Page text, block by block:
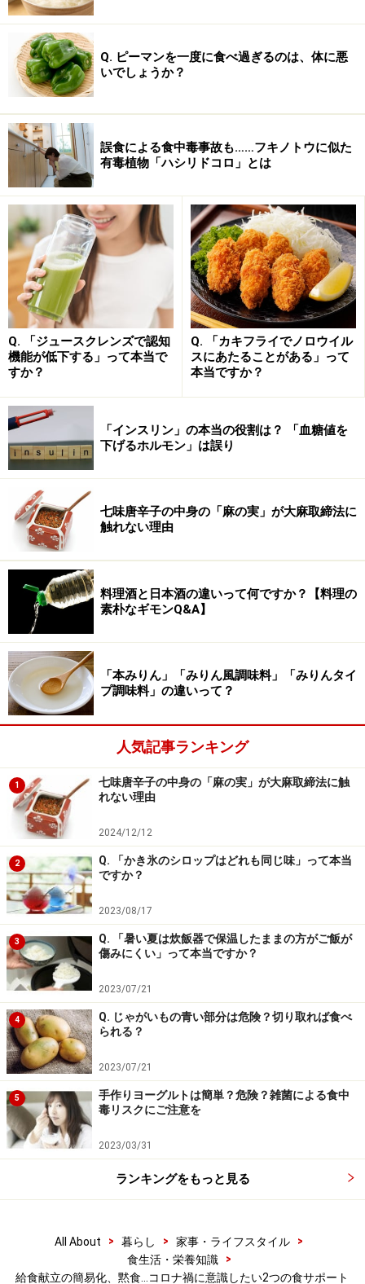
う、午前・午後の分散登校を行っています。大切な授業
である調理実習などで作った料理についても、友人同士
で感想などを語り合いながら試食することも許されず、
弁当箱に詰めて持ち帰り、自宅で一人で試食するよう指
導されています。
このように学校側は、食事中の生徒間の感染を抑えるた
めに必死です。
そもそも学校給食にはどのようなことが求められている
のでしょうか？ 給食の歴史と役割、栄養基準、また、コ
ロナ禍に各ご家庭で考えたい対応などを管理栄養士の視
点で解説します。
学校給食の歴史と現在の学校給食法・栄養
素量の目安
給食の起こりは、明治22年。山形県鶴岡市の大督寺とい
うお寺の境内にあった私立忠愛小学校で、生活が苦しい
家庭の子どもを対象に、托鉢で集めた食品を使って昼食
を提供したことが始まりとされています。もともとの学
校給食は「生活が苦しく、食事を食べられない子どもの
ために」始まった制度でした。
ここから各地の学校で給食の提供が行われるようにな
り、米軍からの資金援助やユニセフからのミルク寄付な
どの紆余曲折を経て、昭和29年に「学校給食法」が制定
され、現在の給食の原型が出来上がりました。ここから
改良を重ねて、現在の給食に繋がっています。その最た
るところは「栄養素量の考え方」だと思います。
現在の給食で提供すべき栄養素は「1日の望ましい栄養
素量の1/3が基本、家庭で摂りづらい栄養素の基準値は
40%、50%に設定」とされています。そのため、平常時
は栄養士・管理栄養士たちがこの栄養基準に沿って献立
を作り、給食として提供されています。
「栄養素量を満たせない給食」であれ提供
したい……子どもの貧困と現場の思い
簡易給食の献立は、この栄養素の基準を満たせるとは考
えにくく、そのために議論がヒートアップした面も大き
いでしょう。
正直なところ、1日の食事がコッペパンと牛乳だけの簡
易給食1食だけであれば、「栄養素」の面からみると残
念と言わざるを得ないと思います。では、栄養を満たせ
ないくらいなら、給食も各家庭で摂るよう検討するべき
なのでしょうか？
現在の日本では「子どもの貧困」が問題視されていま
れは「相対的貧困の状態にある18歳未満の子どもの割
真ん中の人の半分以下しか所得がない状態を相対的貧困
と呼び、親子2人世帯の場合は月額およそ14万円以下
Q. ピーマンを一度に食べ過ぎるのは、体に悪
いでしょうか？
誤食による食中毒事故も……フキノトウに似た
有毒植物「ハシリドコロ」とは
Q. 「ジュースクレンズで認知
機能が低下する」って本当で
すか？
Q. 「カキフライでノロウイル
スにあたることがある」って
本当ですか？
「インスリン」の本当の役割は？ 「血糖値を
下げるホルモン」は誤り
七味唐辛子の中身の「麻の実」が大麻取締法に
触れない理由
料理酒と日本酒の違いって何ですか？【料理の
素朴なギモンQ&A】
「本みりん」「みりん風調味料」「みりんタイ
プ調味料」の違いって？
人気記事ランキング
1
七味唐辛子の中身の「麻の実」が大麻取締法に触
れない理由
2024/12/12
2
Q. 「かき氷のシロップはどれも同じ味」って本当
ですか？
2023/08/17
3
Q. 「暑い夏は炊飯器で保温したままの方がご飯が
傷みにくい」って本当ですか？
2023/07/21
4
Q. じゃがいもの青い部分は危険？切り取れば食べ
られる？
2023/07/21
5
手作りヨーグルトは簡単？危険？雑菌による食中
毒リスクにご注意を
2023/03/31
ランキングをもっと見る
All About > 暮らし > 家事・ライフスタイル
>
食生活・栄養知識
>
給食献立の簡易化、黙食…コロナ禍に意識したい2つの食サポート